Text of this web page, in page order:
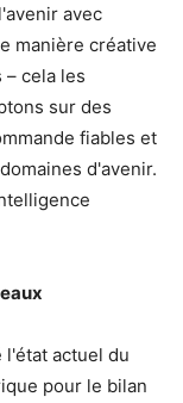
avec
manière créative
cela les
sur des
fiables et
d'avenir.
l'état actuel du
pour le bilan